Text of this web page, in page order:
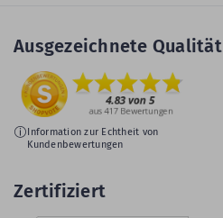
Ausgezeichnete Qualität
Information zur Echtheit von
Kundenbewertungen
Zertifiziert